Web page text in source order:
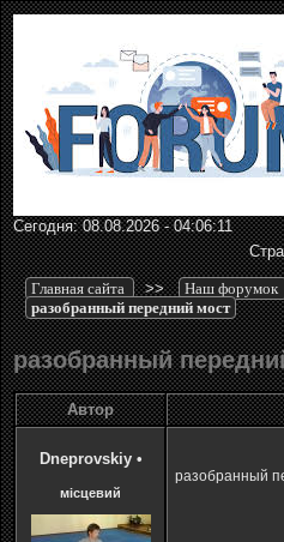
Сегодня: 08.08.2026 - 04:06:11
Главная сайта >> Наш форумок
разобранный передний мост
разобранный
Автор
Dneprovskiy •
місцевий
разобранный